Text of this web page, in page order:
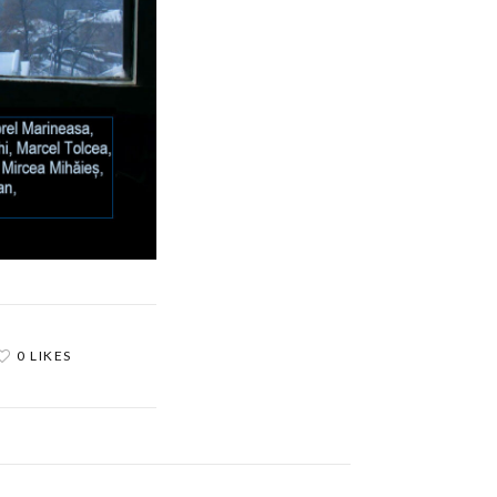
0 LIKES